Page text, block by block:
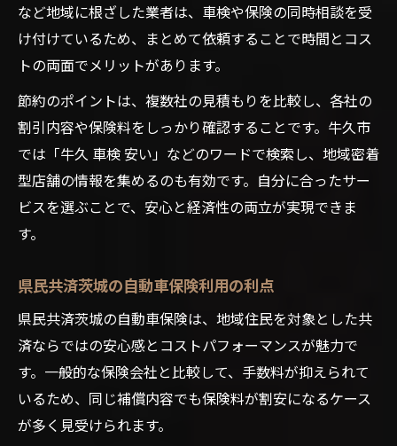
など地域に根ざした業者は、車検や保険の同時相談を受
け付けているため、まとめて依頼することで時間とコス
トの両面でメリットがあります。
節約のポイントは、複数社の見積もりを比較し、各社の
割引内容や保険料をしっかり確認することです。牛久市
では「牛久 車検 安い」などのワードで検索し、地域密着
型店舗の情報を集めるのも有効です。自分に合ったサー
ビスを選ぶことで、安心と経済性の両立が実現できま
す。
県民共済茨城の自動車保険利用の利点
県民共済茨城の自動車保険は、地域住民を対象とした共
済ならではの安心感とコストパフォーマンスが魅力で
す。一般的な保険会社と比較して、手数料が抑えられて
いるため、同じ補償内容でも保険料が割安になるケース
が多く見受けられます。